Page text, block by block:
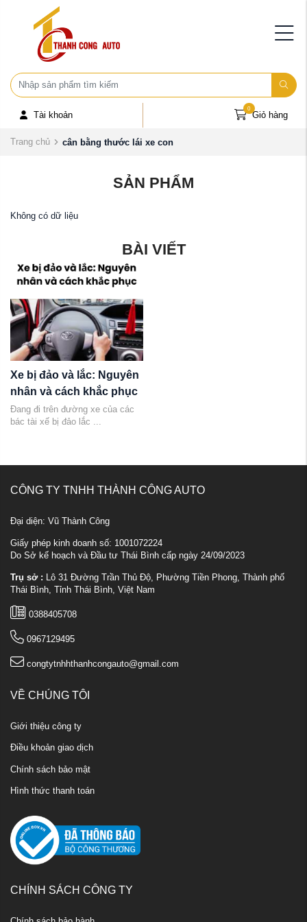
Tài khoản Giỏ hàng
0
Trang chủ cân bằng thước lái xe con
SẢN PHẨM
Không có dữ liệu
BÀI VIẾT
Xe bị đảo và lắc: Nguyên
nhân và cách khắc phục
Đang đi trên đường xe của các
bác tài xế bị đảo lắc ...
CÔNG TY TNHH THÀNH CÔNG AUTO
Đại diện: Vũ Thành Công
Giấy phép kinh doanh số: 1001072224
Do Sở kế hoạch và Đầu tư Thái Bình cấp ngày 24/09/2023
Trụ sở : Lô 31 Đường Trần Thủ Độ, Phường Tiền Phong, Thành phố
Thái Bình, Tỉnh Thái Bình, Việt Nam
0388405708
0967129495
congtytnhhthanhcongauto@gmail.com
VỀ CHÚNG TÔI
Giới thiệu công ty
Điều khoản giao dịch
Chính sách bảo mật
Hình thức thanh toán
CHÍNH SÁCH CÔNG TY